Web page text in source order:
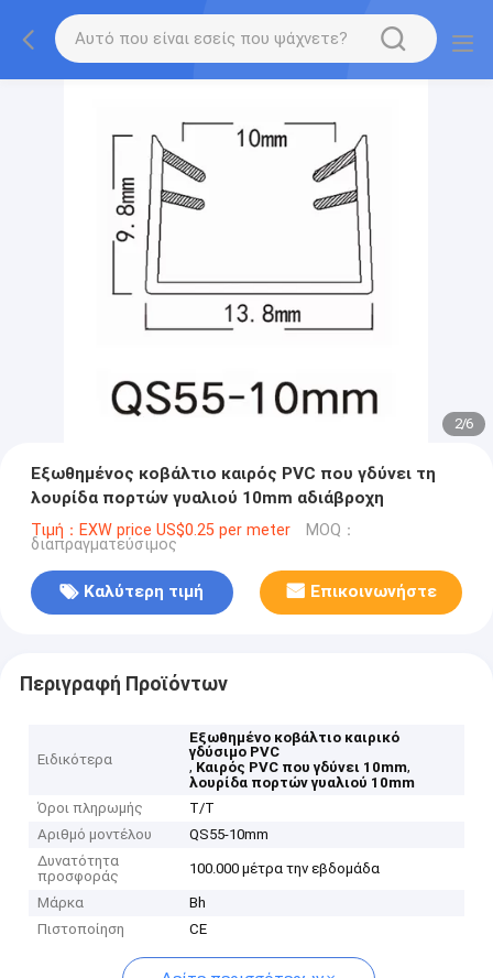
2/6
Εξωθημένος κοβάλτιο καιρός PVC που γδύνει τη
λουρίδα πορτών γυαλιού 10mm αδιάβροχη
Τιμή：EXW price US$0.25 per meter MOQ：
διαπραγματεύσιμος
Καλύτερη τιμή Επικοινωνήστε
Περιγραφή Προϊόντων
Ειδικότερα
Εξωθημένο κοβάλτιο καιρικό
γδύσιμο PVC
, Καιρός PVC που γδύνει 10mm,
λουρίδα πορτών γυαλιού 10mm
Όροι πληρωμής
T/T
Αριθμό μοντέλου
QS55-10mm
Δυνατότητα
προσφοράς
100.000 μέτρα την εβδομάδα
Μάρκα
Bh
Πιστοποίηση
CE